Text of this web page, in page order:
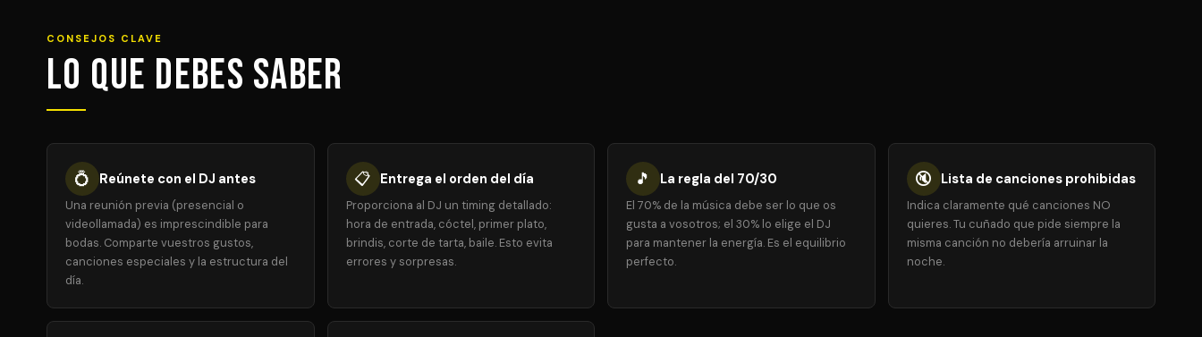
CONSEJOS CLAVE
Lo que debes saber
💍 Reúnete con el DJ antes
Una reunión previa (presencial o
videollamada) es imprescindible para
bodas. Comparte vuestros gustos,
canciones especiales y la estructura del
día.
📋 Entrega el orden del día
Proporciona al DJ un timing detallado:
hora de entrada, cóctel, primer plato,
brindis, corte de tarta, baile. Esto evita
errores y sorpresas.
🎵 La regla del 70/30
El 70% de la música debe ser lo que os
gusta a vosotros; el 30% lo elige el DJ
para mantener la energía. Es el equilibrio
perfecto.
🔇 Lista de canciones prohibidas
Indica claramente qué canciones NO
quieres. Tu cuñado que pide siempre la
misma canción no debería arruinar la
noche.